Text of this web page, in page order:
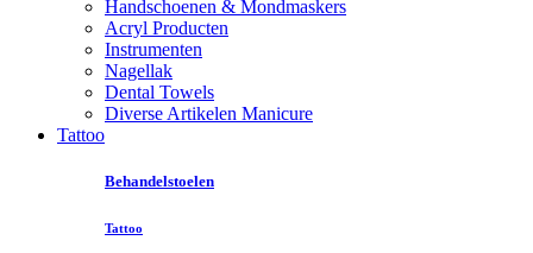
Handschoenen & Mondmaskers
Acryl Producten
Instrumenten
Nagellak
Dental Towels
Diverse Artikelen Manicure
Tattoo
Behandelstoelen
Tattoo